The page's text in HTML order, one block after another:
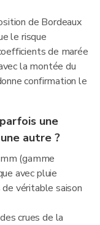
de Bordeaux
le risque
de marée
la montée du
confirmation le
une
autre ?
(gamme
avec pluie
véritable saison
crues de la